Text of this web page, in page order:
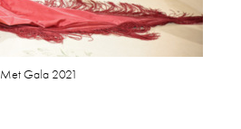
Met Gala 2021